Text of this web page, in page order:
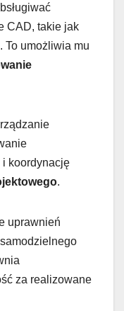
CAD, takie jak
To umożliwia mu
i koordynację
.
uprawnień
za realizowane